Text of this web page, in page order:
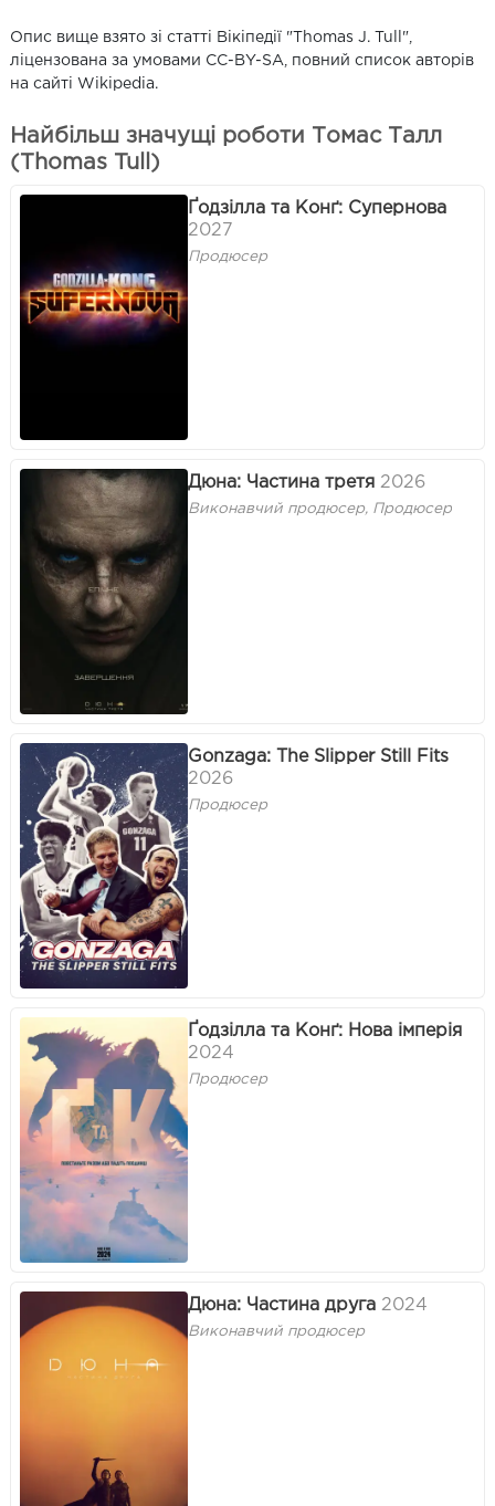
Опис вище взято зі статті Вікіпедії "Thomas J. Tull",
ліцензована за умовами CC-BY-SA, повний список авторів
на сайті Wikipedia.
Найбільш значущі роботи Томас Талл
(Thomas Tull)
Ґодзілла та Конґ: Супернова
2027
Продюсер
Дюна: Частина третя 2026
Виконавчий продюсер, Продюсер
Gonzaga: The Slipper Still Fits
2026
Продюсер
Ґодзілла та Конґ: Нова імперія
2024
Продюсер
Дюна: Частина друга 2024
Виконавчий продюсер